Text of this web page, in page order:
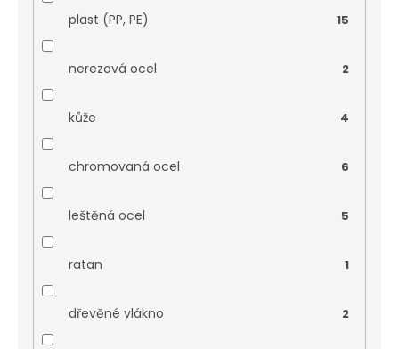
plast (PP, PE) 15
nerezová ocel 2
kůže 4
chromovaná ocel 6
leštěná ocel 5
ratan 1
dřevěné vlákno 2